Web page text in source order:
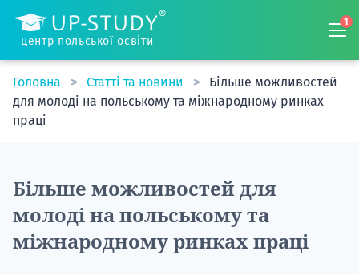
центр польської освіти
1
Головна Статті та новини
Більше можливостей
для молоді на польському та міжнародному ринках
праці
Більше можливостей для
молоді на польському та
міжнародному ринках праці